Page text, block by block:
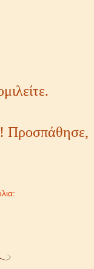
Προσπάθησε,